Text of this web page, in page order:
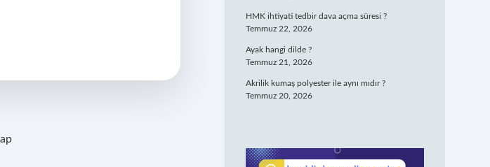
HMK ihtiyati tedbir dava açma süresi ?
Temmuz 22, 2026
Ayak hangi dilde ?
Temmuz 21, 2026
Akrilik kumaş polyester ile aynı mıdır ?
Temmuz 20, 2026